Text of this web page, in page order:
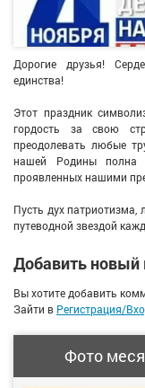
Дорогие друзья!
единства!
Этот праздник
гордость за свою
преодолевать любые
нашей Родины полна
проявленных нашими
Пусть дух патриотизма,
путеводной звездой
Добавить
Вы хотите добавить
Зайти в Регистрация/
Фото